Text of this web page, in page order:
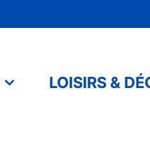
LOISIRS &